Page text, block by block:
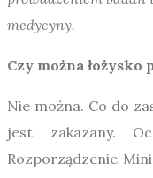
medycyny.
Czy można
Nie można. Co do
jest zakazany.
Rozporządzenie